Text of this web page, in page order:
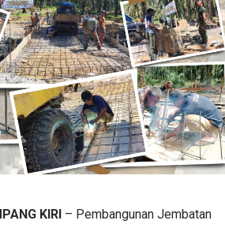
KIRI – Pembangunan Jembatan